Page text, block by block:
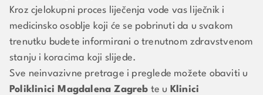
Kroz cjelokupni proces liječenja vode vas liječnik i
medicinsko osoblje koji će se pobrinuti da u svakom
trenutku budete informirani o trenutnom zdravstvenom
stanju i koracima koji slijede.
Sve neinvazivne pretrage i preglede možete obaviti u
Poliklinici Magdalena Zagreb te u Klinici